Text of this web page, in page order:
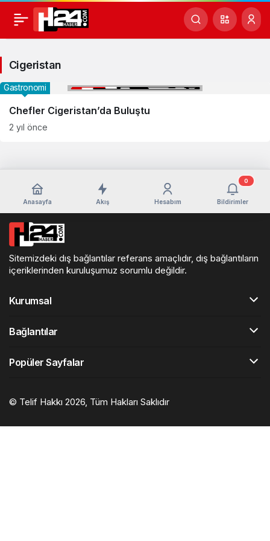
Cigeristan
Haberleri
Cigeristan
Chefler Cigeristan’da Buluştu
Gastronomi
2 yıl önce
Anasayfa Akış Hesabım Bildirimler
0
Sitemizdeki dış bağlantılar referans amaçlıdır, dış bağlantıların
içeriklerinden kuruluşumuz sorumlu değildir.
Kurumsal
Bağlantılar
Popüler Sayfalar
© Telif Hakkı 2026, Tüm Hakları Saklıdır